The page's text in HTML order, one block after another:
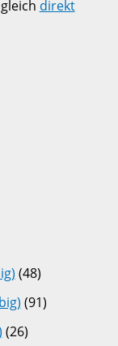
direkt
(48)
(91)
(26)